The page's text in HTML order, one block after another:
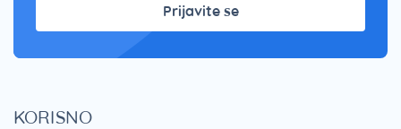
Prijavite se
KORISNO